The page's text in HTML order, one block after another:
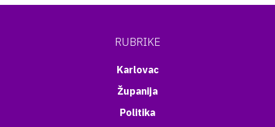
RUBRIKE
Karlovac
Županija
Politika